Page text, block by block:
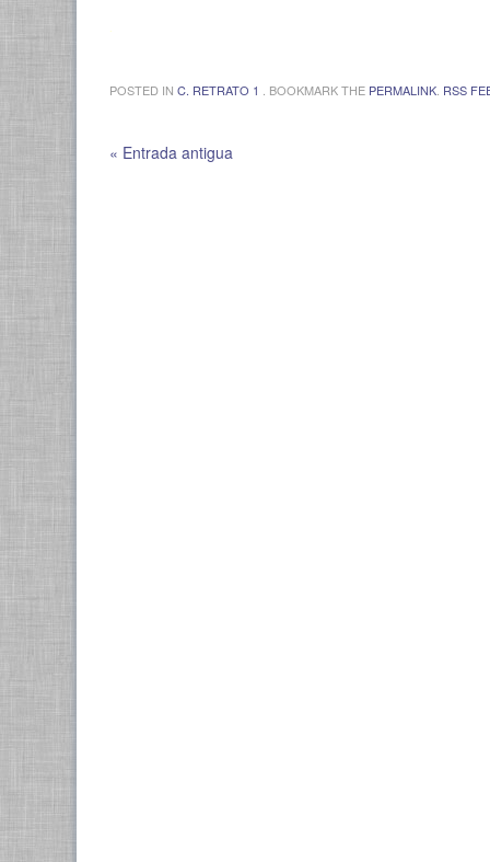
POSTED IN C. RETRATO 1 . BOOKMARK THE PERMALINK RSS
« Entrada antigua